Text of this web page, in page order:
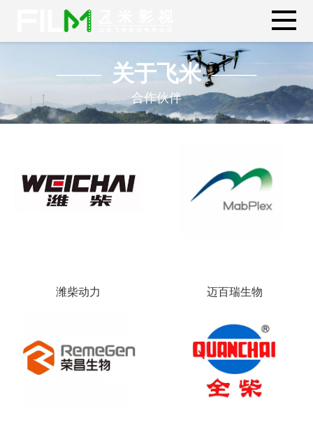
关于飞米
合作伙伴
潍柴动力 迈百瑞生物